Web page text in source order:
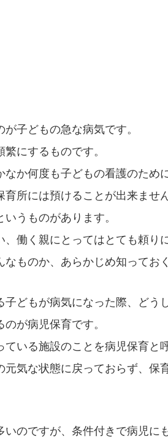
子どもの急な病気です。
にするものです。
か何度も子どもの看護のため
所には預けることが出来ません
うものがあります。
働く親にとってはとても頼り
ものか、あらかじめ知ってお
どもが病気になった際、どう
が病児保育です。
いる施設のことを病児保育と
気な状態に戻っておらず、
のですが、条件付きで病児に